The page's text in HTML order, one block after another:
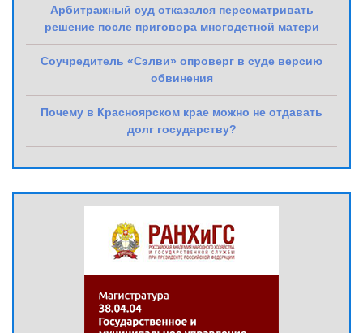
Арбитражный суд отказался пересматривать
решение после приговора многодетной матери
Соучредитель «Сэлви» опроверг в суде версию
обвинения
Почему в Красноярском крае можно не отдавать
долг государству?